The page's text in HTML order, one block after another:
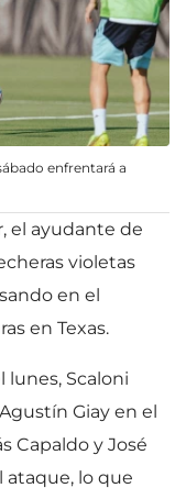
enfrentará a
el ayudante de
violetas
en el
en Texas.
lunes, Scaloni
Giay en el
Capaldo y José
ataque, lo que